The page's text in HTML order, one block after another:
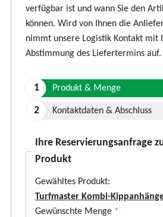
verfügbar ist und wann Sie den
können. Wird von Ihnen die
nimmt unsere Logistik Kontakt mit
Abstimmung des Liefertermins auf.
Produkt & Menge
Kontaktdaten & Abschluss
Ihre Reservierungsanfrage
Produkt
Gewähltes Produkt:
Turfmaster Kombi-
P
Gewünschte Menge *